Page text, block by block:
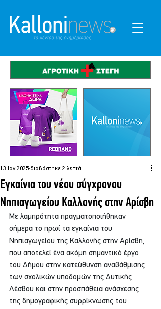
Εγκαίνια του νέου σύγχρονου
Νηπιαγωγείου Καλλονής στην Αρίσβη
13 Ιαν 2025 διαβάστηκε 2 λεπτά
Με λαμπρότητα πραγματοποιήθηκαν
σήμερα το πρωί τα εγκαίνια του
Νηπιαγωγείου της Καλλονής στην Αρίσβη,
που αποτελεί ένα ακόμη σημαντικό έργο
του Δήμου στην κατεύθυνση αναβάθμισης
των σχολικών υποδομών της Δυτικής
Λέσβου και στην προσπάθεια ανάσχεσης
της δημογραφικής συρρίκνωσης του